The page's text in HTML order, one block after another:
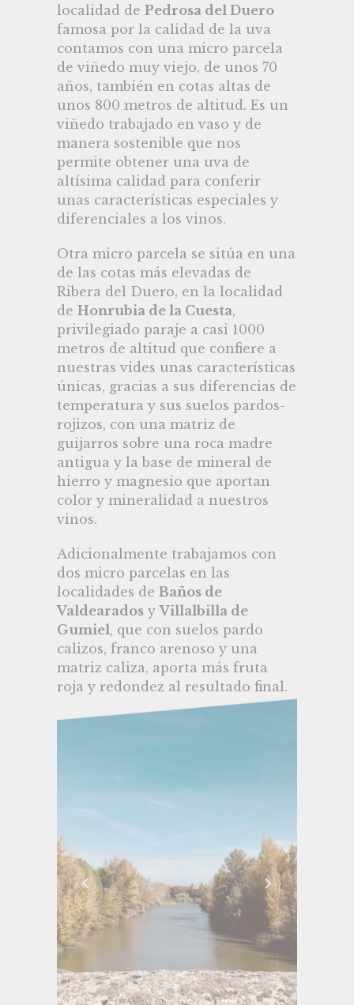
localidad de Pedrosa del Duero
famosa por la calidad de la uva
contamos con una micro parcela
de viñedo muy viejo, de unos 70
años, también en cotas altas de
unos 800 metros de altitud. Es un
viñedo trabajado en vaso y de
manera sostenible que nos
permite obtener una uva de
altísima calidad para conferir
unas características especiales y
diferenciales a los vinos.
Otra micro parcela se sitúa en una
de las cotas más elevadas de
Ribera del Duero, en la localidad
de Honrubia de la Cuesta,
privilegiado paraje a casi 1000
metros de altitud que confiere a
nuestras vides unas características
únicas, gracias a sus diferencias de
temperatura y sus suelos pardos-
rojizos, con una matriz de
guijarros sobre una roca madre
antigua y la base de mineral de
hierro y magnesio que aportan
color y mineralidad a nuestros
vinos.
Adicionalmente trabajamos con
dos micro parcelas en las
localidades de Baños de
ValdearadosyVillalbilla de
Gumiel, que con suelos pardo
calizos, franco arenoso y una
matriz caliza, aporta más fruta
roja y redondez al resultado final.